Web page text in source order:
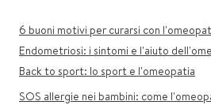
6 buoni motivi per curarsi con
Endometriosi: i sintomi e l'aiuto
Back to sport: lo sport e l'omeopatia
SOS allergie nei bambini: come